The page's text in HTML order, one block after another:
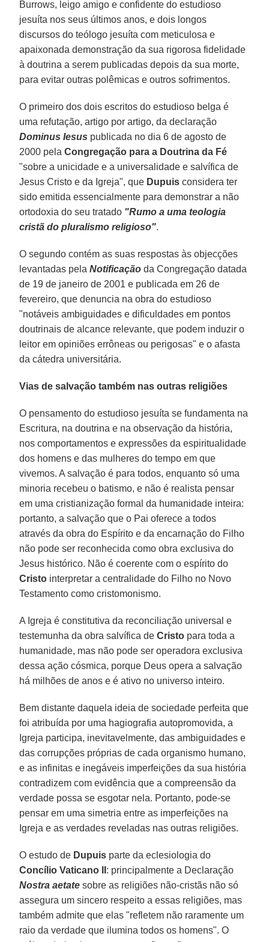
Burrows, leigo amigo e confidente do estudioso
jesuíta nos seus últimos anos, e dois longos
discursos do teólogo jesuíta com meticulosa e
apaixonada demonstração da sua rigorosa fidelidade
à doutrina a serem publicadas depois da sua morte,
para evitar outras polêmicas e outros sofrimentos.
O primeiro dos dois escritos do estudioso belga é
uma refutação, artigo por artigo, da declaração
Dominus Iesus publicada no dia 6 de agosto de
2000 pelaCongregação para a Doutrina da Fé
"sobre a unicidade e a universalidade e salvífica de
Jesus Cristo e da Igreja", que Dupuis considera ter
sido emitida essencialmente para demonstrar a não
ortodoxia do seu tratado "Rumo a uma teologia
cristã do pluralismo religioso".
O segundo contém as suas respostas às objecções
levantadas pelaNotificação da Congregação datada
de 19 de janeiro de 2001 e publicada em 26 de
fevereiro, que denuncia na obra do estudioso
"notáveis ambiguidades e dificuldades em pontos
doutrinais de alcance relevante, que podem induzir o
leitor em opiniões errôneas ou perigosas" e o afasta
da cátedra universitária.
Vias de salvação também nas outras religiões
O pensamento do estudioso jesuíta se fundamenta na
Escritura, na doutrina e na observação da história,
nos comportamentos e expressões da espiritualidade
dos homens e das mulheres do tempo em que
vivemos. A salvação é para todos, enquanto só uma
minoria recebeu o batismo, e não é realista pensar
em uma cristianização formal da humanidade inteira:
portanto, a salvação que o Pai oferece a todos
através da obra do Espírito e da encarnação do Filho
não pode ser reconhecida como obra exclusiva do
Jesus histórico. Não é coerente com o espírito do
Cristo interpretar a centralidade do Filho no Novo
Testamento como cristomonismo.
A Igreja é constitutiva da reconciliação universal e
testemunha da obra salvífica deCristo para toda a
humanidade, mas não pode ser operadora exclusiva
dessa ação cósmica, porque Deus opera a salvação
há milhões de anos e é ativo no universo inteiro.
Bem distante daquela ideia de sociedade perfeita que
foi atribuída por uma hagiografia autopromovida, a
Igreja participa, inevitavelmente, das ambiguidades e
das corrupções próprias de cada organismo humano,
e as infinitas e inegáveis imperfeições da sua história
contradizem com evidência que a compreensão da
verdade possa se esgotar nela. Portanto, pode-se
pensar em uma simetria entre as imperfeições na
Igreja e as verdades reveladas nas outras religiões.
O estudo de Dupuis parte da eclesiologia do
Concílio Vaticano II : principalmente a Declaração
Nostra aetate sobre as religiões não-cristãs não só
assegura um sincero respeito a essas religiões, mas
também admite que elas "refletem não raramente um
raio da verdade que ilumina todos os homens". O